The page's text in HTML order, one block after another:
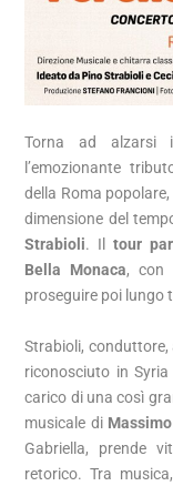
Torna ad alzarsi
l’emozionante
della Roma
dimensione del
Strabioli. Iltour
Bella Monaca, con
proseguire poi lungo
Strabioli, conduttore,
riconosciuto in
carico di una così
musicale di
Gabriella, prende
retorico. Tra